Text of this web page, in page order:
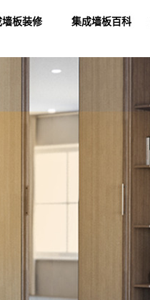
板装修 集成墙板百科